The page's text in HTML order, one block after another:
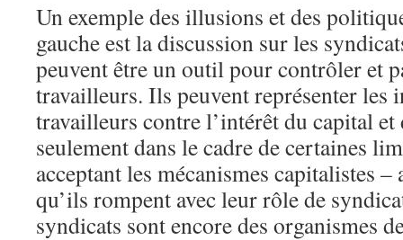
Un exemple des illusions et des
gauche est la discussion sur les
peuvent être un outil pour contrôler et
travailleurs. Ils peuvent représenter les
travailleurs contre l’intérêt du capital et
seulement dans le cadre de certaines
acceptant les mécanismes capitalistes
qu’ils rompent avec leur rôle de
syndicats sont encore des organismes